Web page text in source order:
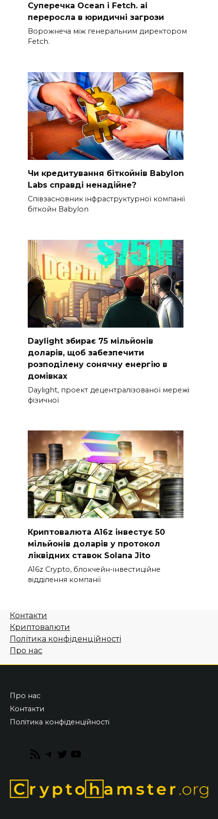
Суперечка Ocean і Fetch. ai
переросла в юридичні загрози
Ворожнеча між генеральним директором
Fetch.
Чи кредитування біткойнів Babylon
Labs справді ненадійне?
Співзасновник інфраструктурної компанії
біткойн Babylon
Daylight збирає 75 мільйонів
доларів, щоб забезпечити
розподілену сонячну енергію в
домівках
Daylight, проект децентралізованої мережі
фізичної
Криптовалюта A16z інвестує 50
мільйонів доларів у протокол
ліквідних ставок Solana Jito
A16z Crypto, блокчейн-інвестиційне
відділення компанії
Контакти
Криптовалюти
Політика конфіденційності
Про нас
Про нас
Контакти
Політика конфіденційності
RSS
Telegram
Twitter